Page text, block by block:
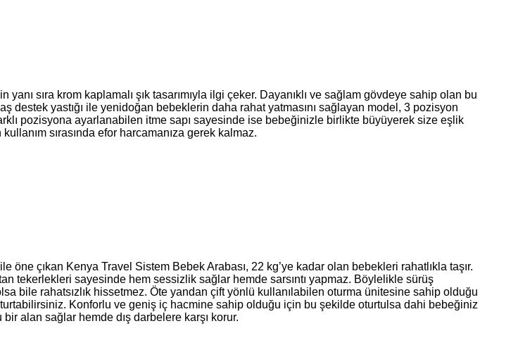
sıra krom kaplamalı şık tasarımıyla ilgi çeker. Dayanıklı ve sağlam gövdeye sahip olan bu
yastığı ile yenidoğan bebeklerin daha rahat yatmasını sağlayan model, 3 pozisyon
pozisyona ayarlanabilen itme sapı sayesinde ise bebeğinizle birlikte büyüyerek size eşlik
sırasında efor harcamanıza gerek kalmaz.
öne çıkan Kenya Travel Sistem Bebek Arabası, 22 kg’ye kadar olan bebekleri rahatlıkla taşır.
tekerlekleri sayesinde hem sessizlik sağlar hemde sarsıntı yapmaz. Böylelikle sürüş
bile rahatsızlık hissetmez. Öte yandan çift yönlü kullanılabilen oturma ünitesine sahip olduğu
Konforlu ve geniş iç hacmine sahip olduğu için bu şekilde oturtulsa dahi bebeğiniz
alan sağlar hemde dış darbelere karşı korur.